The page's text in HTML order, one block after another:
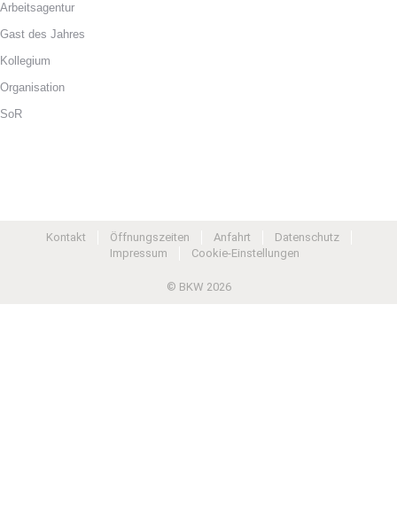
Arbeitsagentur
Gast des Jahres
Kollegium
Organisation
SoR
Kontakt Öffnungszeiten Anfahrt
Datenschutz
Impressum
Cookie-Einstellungen
© BKW 2026